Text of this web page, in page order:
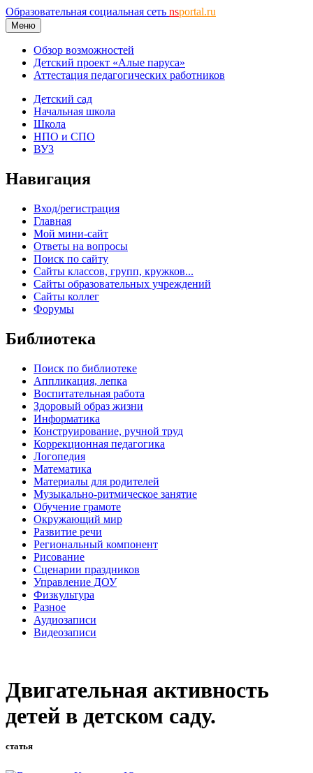
Образовательная социальная сеть nsportal.ru
Меню
Обзор возможностей
Детский проект «Алые паруса»
Аттестация педагогических работников
Детский сад
Начальная школа
Школа
НПО и СПО
ВУЗ
Навигация
Вход/регистрация
Главная
Мой мини-сайт
Ответы на вопросы
Поиск по сайту
Сайты классов, групп, кружков...
Сайты образовательных учреждений
Сайты коллег
Форумы
Библиотека
Поиск по библиотеке
Аппликация, лепка
Воспитательная работа
Здоровый образ жизни
Информатика
Конструирование, ручной труд
Коррекционная педагогика
Логопедия
Математика
Материалы для родителей
Музыкально-ритмическое занятие
Обучение грамоте
Окружающий мир
Развитие речи
Региональный компонент
Рисование
Сценарии праздников
Управление ДОУ
Физкультура
Разное
Аудиозаписи
Видеозаписи
Двигательная активность
детей в детском саду.
статья